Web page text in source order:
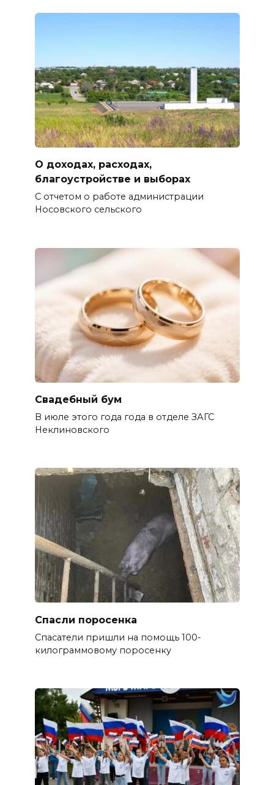
О доходах, расходах,
благоустройстве и выборах
С отчетом о работе администрации
Носовского сельского
Свадебный бум
В июле этого года года в отделе ЗАГС
Неклиновского
Спасли поросенка
Спасатели пришли на помощь 100-
килограммовому поросенку